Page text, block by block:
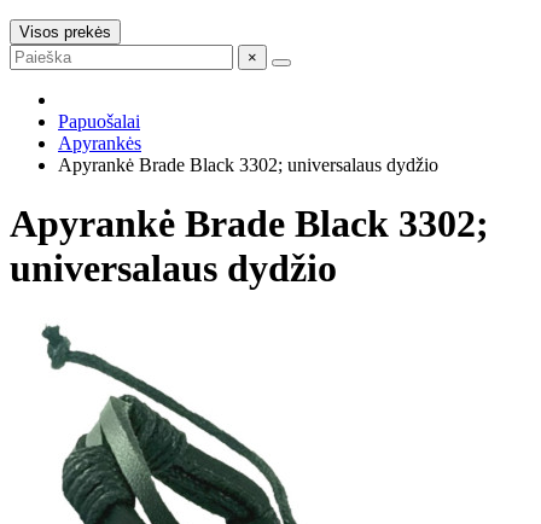
Visos prekės
×
Papuošalai
Apyrankės
Apyrankė Brade Black 3302; universalaus dydžio
Apyrankė Brade Black 3302;
universalaus dydžio